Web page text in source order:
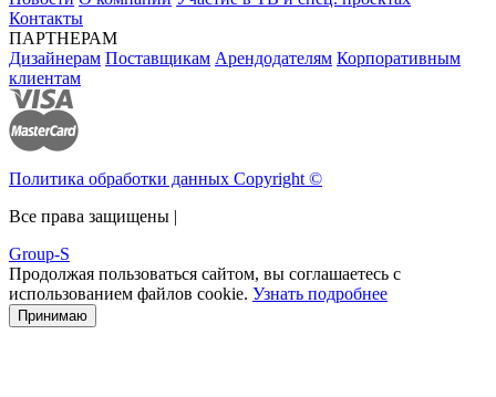
Контакты
ПАРТНЕРАМ
Дизайнерам Поставщикам Арендодателям Корпоративным
клиентам
Политика обработки данных Copyright ©
Все права защищены |
Group-S
Продолжая пользоваться сайтом, вы соглашаетесь с
использованием файлов cookie. Узнать подробнее
Принимаю